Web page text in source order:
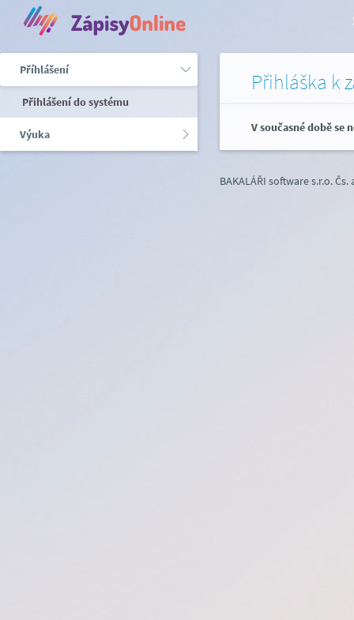
Příhlášení
Přihlášení do systému
Výuka
Přihláška k
V současné době se
BAKALÁŘI software s.r.o.Čs.